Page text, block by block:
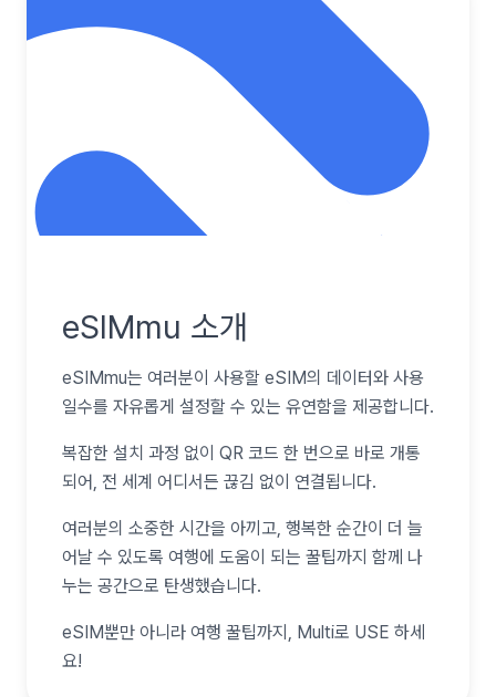
eSIMmu 소개
eSIMmu는 여러분이 사용할 eSIM의 데이터와 사용
일수를 자유롭게 설정할 수 있는 유연함을 제공합니다.
복잡한 설치 과정 없이 QR 코드 한 번으로 바로 개통
되어, 전 세계 어디서든 끊김 없이 연결됩니다.
여러분의 소중한 시간을 아끼고, 행복한 순간이 더 늘
어날 수 있도록 여행에 도움이 되는 꿀팁까지 함께 나
누는 공간으로 탄생했습니다.
eSIM뿐만 아니라 여행 꿀팁까지, Multi로 USE 하세
요!